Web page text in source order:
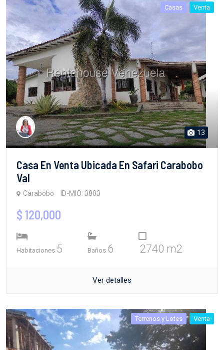
Casas Venta
13
Casa En Venta Ubicada En Safari Carabobo
Val
Carabobo ID-MIO: 3803
$ 120,000
Habitaciones 5 Baños 6 2740 m2
Ver detalles
Terrenos y Lotes Venta